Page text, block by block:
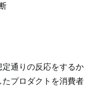
通りの反応をするか
プロダクトを消費者